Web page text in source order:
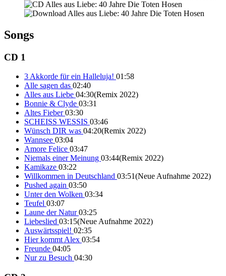
Songs
CD 1
3 Akkorde für ein Halleluja! 01:58
Alle sagen das 02:40
Alles aus Liebe 04:30(Remix 2022)
Bonnie & Clyde 03:31
Altes Fieber03:30
SCHEISS WESSIS 03:46
Wünsch DIR was 04:20(Remix 2022)
Wannsee 03:04
Amore Felice 03:47
Niemals einer Meinung 03:44(Remix 2022)
Kamikaze 03:22
Willkommen in Deutschland 03:51(Neue Aufnahme 2022)
Pushed again 03:50
Unter den Wolken 03:34
Teufel 03:07
Laune der Natur03:25
Liebeslied 03:15(Neue Aufnahme 2022)
Auswärtsspiel! 02:35
Hier kommt Alex 03:54
Freunde 04:05
Nur zu Besuch 04:30